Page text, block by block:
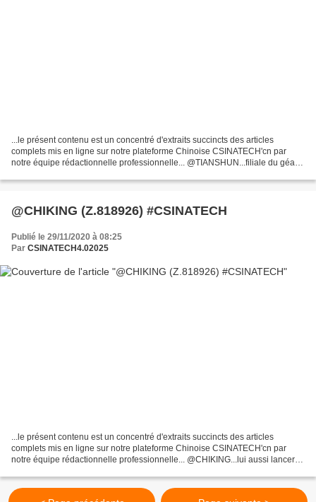
...le présent contenu est un concentré d'extraits succincts des articles
complets mis en ligne sur notre plateforme Chinoise CSINATECH'cn par
notre équipe rédactionnelle professionnelle... @TIANSHUN...filiale du géant
@CHIKING (Z.818926) #CSINATECH
Publié le 29/11/2020 à 08:25
Par CSINATECH4.02025
...le présent contenu est un concentré d'extraits succincts des articles
complets mis en ligne sur notre plateforme Chinoise CSINATECH'cn par
notre équipe rédactionnelle professionnelle... @CHIKING...lui aussi lancera